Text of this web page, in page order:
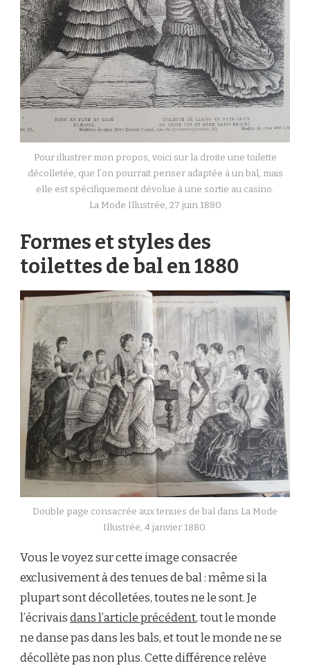
Pour illustrer mon propos, voici sur la droite une toilette
décolletée, que l’on pourrait penser adaptée à un bal, mais
elle est spécifiquement dévolue à une sortie au casino.
La Mode Illustrée, 27 juin 1880
Formes et styles des
toilettes de bal en 1880
Double page consacrée aux tenues de bal dans La Mode
Illustrée, 4 janvier 1880.
Vous le voyez sur cette image consacrée
exclusivement à des tenues de bal : même si la
plupart sont décolletées, toutes ne le sont. Je
l’écrivaisdans l’article précédent, tout le monde
ne danse pas dans les bals, et tout le monde ne se
décollète pas non plus. Cette différence relève